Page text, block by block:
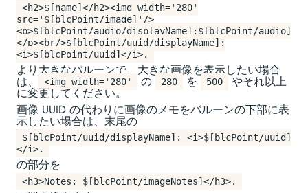
<h2>$[name]</h2><img width='280'
src='$[blcPoint/image]'/>
<p>$[blcPoint/audio/displayName]:$[blcPoint/audio]
</p><br/>$[blcPoint/uuid/displayName]:
<i>$[blcPoint/uuid]</i>.
より大きなバルーンで、大きな画像を表示したい場合
は、 <img width='280' の 280 を 500 やそれ以上
に変更してください。
画像 UUID の代わりに画像のメモをバルーンの下部に表
示したい場合は、末尾の
$[blcPoint/uuid/displayName]: <i>$[blcPoint/uuid]
</i>.
の部分を
<h3>Notes: $[blcPoint/imageNotes]</h3>.